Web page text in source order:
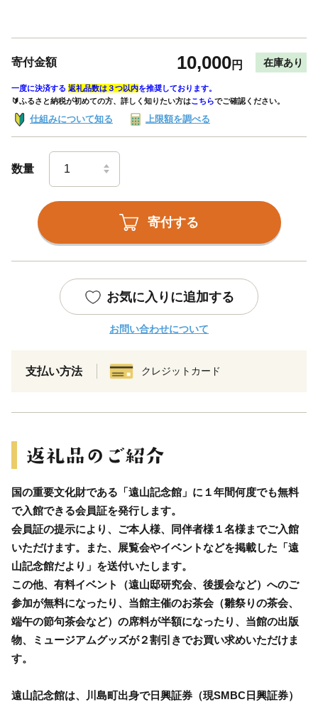
寄付金額 10,000円 在庫あり
一度に決済する 返礼品数は３つ以内を推奨しております。
🔰ふるさと納税が初めての方、詳しく知りたい方はこちらでご確認ください。
仕組みについて知る 上限額を調べる
数量
寄付する
お気に入りに追加する
お問い合わせについて
支払い方法 クレジットカード
国の重要文化財である「遠山記念館」に１年間何度でも無料
で入館できる会員証を発行します。
会員証の提示により、ご本人様、同伴者様１名様までご入館
いただけます。また、展覧会やイベントなどを掲載した「遠
山記念館だより」を送付いたします。
この他、有料イベント（遠山邸研究会、後援会など）へのご
参加が無料になったり、当館主催のお茶会（雛祭りの茶会、
端午の節句茶会など）の席料が半額になったり、当館の出版
物、ミュージアムグッズが２割引きでお買い求めいただけま
す。
遠山記念館は、川島町出身で日興証券（現SMBC日興証券）